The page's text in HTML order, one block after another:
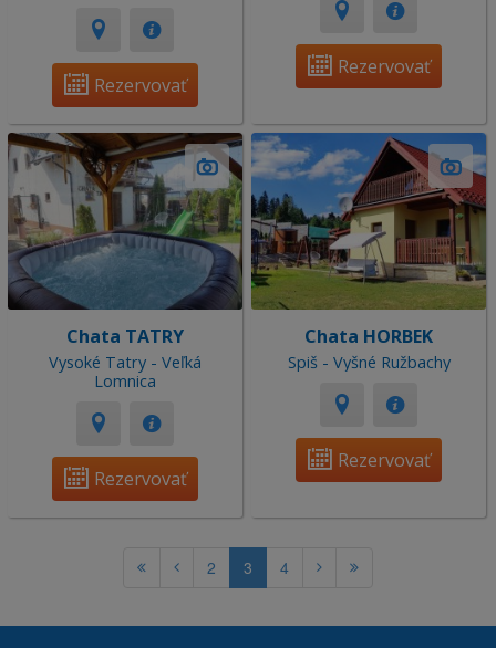
Rezervovať
Rezervovať
Chata TATRY
Vysoké Tatry - Veľká
Lomnica
Rezervovať
Chata HORBEK
Spiš - Vyšné Ružbachy
Rezervovať
2 3 4